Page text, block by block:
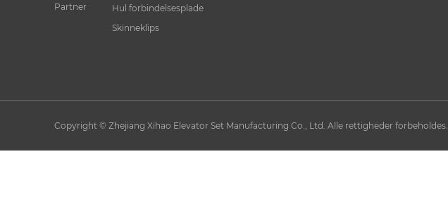
Partner
Hul forbindelsesplade
Skinneklips
Copyright © Zhejiang Xihao Elevator Set Manufacturing Co., Ltd. Alle rettigheder forbeholdes.